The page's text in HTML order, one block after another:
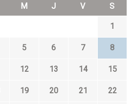
M J V S
1
5 6 7 8
12 13 14 15
19 20 21 22